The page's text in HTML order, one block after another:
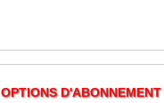
OPTIONS D'ABONNEMENT